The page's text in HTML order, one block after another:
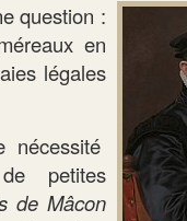
question :
en
légales
nécessité
petites
de Mâcon